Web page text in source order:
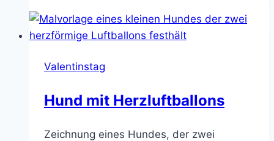
Valentinstag
Hund mit Herzluftballons
Zeichnung eines Hundes, der zwei